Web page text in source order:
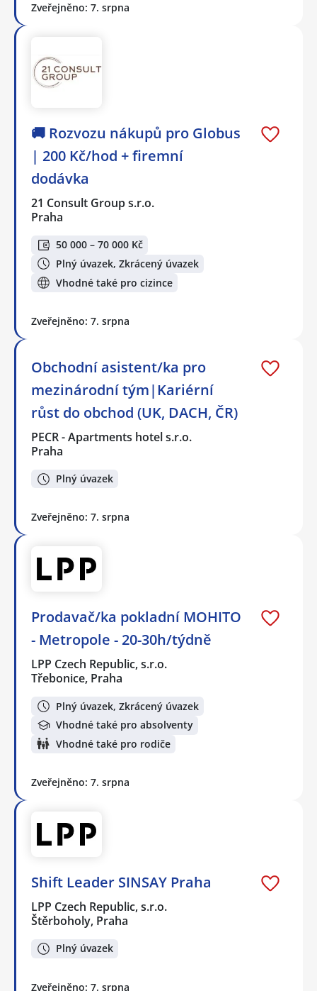
Zveřejněno: 7. srpna
🚚 Rozvozu nákupů pro Globus
| 200 Kč/hod + firemní
dodávka
21 Consult Group s.r.o.
Praha
50 000 – 70 000 Kč
Plný úvazek, Zkrácený úvazek
Vhodné také pro cizince
Zveřejněno: 7. srpna
Obchodní asistent/ka pro
mezinárodní tým|Kariérní
růst do obchod (UK, DACH, ČR)
PECR - Apartments hotel s.r.o.
Praha
Plný úvazek
Zveřejněno: 7. srpna
Prodavač/ka pokladní MOHITO
- Metropole - 20-30h/týdně
LPP Czech Republic, s.r.o.
Třebonice, Praha
Plný úvazek, Zkrácený úvazek
Vhodné také pro absolventy
Vhodné také pro rodiče
Zveřejněno: 7. srpna
Shift Leader SINSAY Praha
LPP Czech Republic, s.r.o.
Štěrboholy, Praha
Plný úvazek
Zveřejněno: 7. srpna